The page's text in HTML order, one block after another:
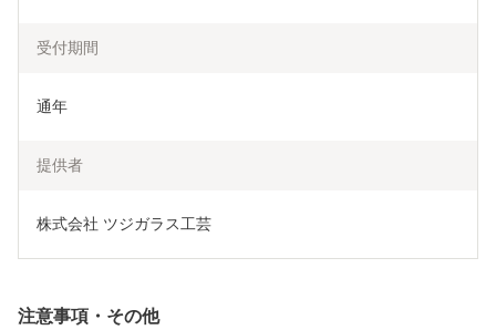
受付期間
通年
提供者
株式会社 ツジガラス工芸
注意事項・その他